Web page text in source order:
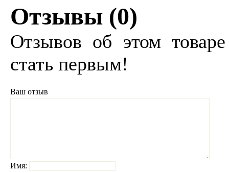
Отзывы (0)
Отзывов об этом
стать первым!
Ваш отзыв
Имя: